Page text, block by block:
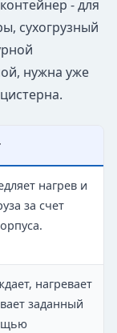
- для
сухогрузный
нужна уже
нагрев и
за счет
нагревает
заданный